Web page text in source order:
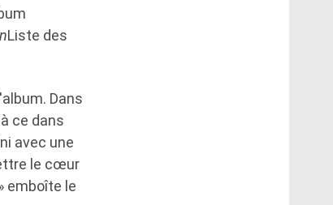
Liste des
Dans
ce dans
avec une
le cœur
emboîte le